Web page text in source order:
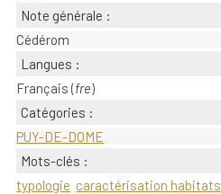
Note générale :
Cédérom
Langues :
Français (fre)
Catégories :
PUY-DE-DOME
Mots-clés :
typologie caractérisation habitats